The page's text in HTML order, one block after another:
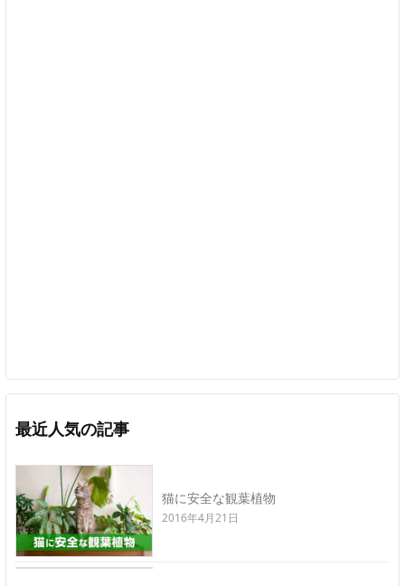
最近人気の記事
猫に安全な観葉植物
2016年4月21日